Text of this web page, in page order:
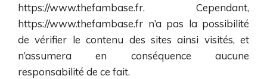
https://www.thefambase.fr. Cependant,
https://www.thefambase.fr n’a pas la possibilité
de vérifier le contenu des sites ainsi visités, et
n’assumera en conséquence aucune
responsabilité de ce fait.